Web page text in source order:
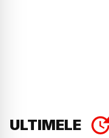
ULTIMELE